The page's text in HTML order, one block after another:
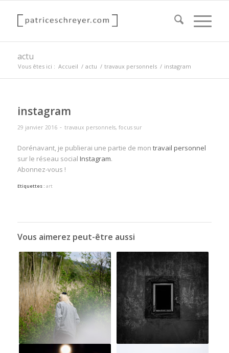
actu
Vous êtes ici : Accueil / actu / travaux personnels / instagram
instagram
29 janvier 2016 - travaux personnels, focus sur
Dorénavant, je publierai une partie de mon travail personnel
sur le réseau social Instagram.
Abonnez-vous !
Etiquettes : art
Vous aimerez peut-être aussi